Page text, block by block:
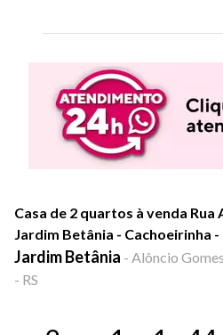
Casa de 2 quartos à venda
Jardim Betânia - Cachoeirinha -
Jardim Betânia - Alôncio
- RS